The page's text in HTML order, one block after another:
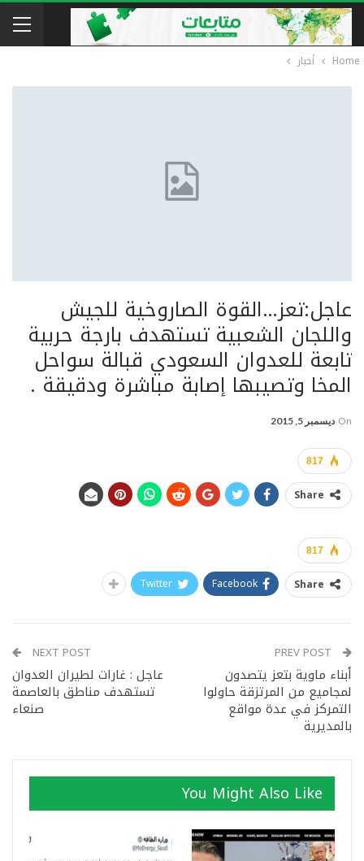
Home أخبار
عاجل:تعز…القوة الصاروخية للجيش
واللجان الشعبية تستهدف بارجة حربية
تابعة للعدوان السعودي قبالة سواحل
المخا وتصيبها إصابة مباشرة ودقيقة .
On ديسمبر 5, 2015
817
Share
817
Share
Facebook
Twitter
أبناء ماوية بتعز يتصدون
لمجاميع من المرتزقة حاولوا
التمركز في عدة مواقع
بالمديرية
NEXT POST
عاجل : غارات لطيران العدوان
تستهدف مناطق بالعاصمة
صنعاء
You Might Also Like